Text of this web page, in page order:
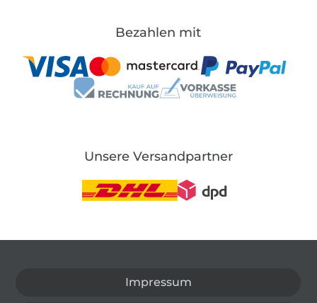
Bezahlen mit
Unsere Versandpartner
Impressum